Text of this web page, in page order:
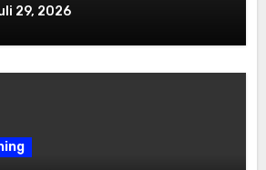
29, 2026